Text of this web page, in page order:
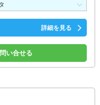
詳細を見る
い合せる